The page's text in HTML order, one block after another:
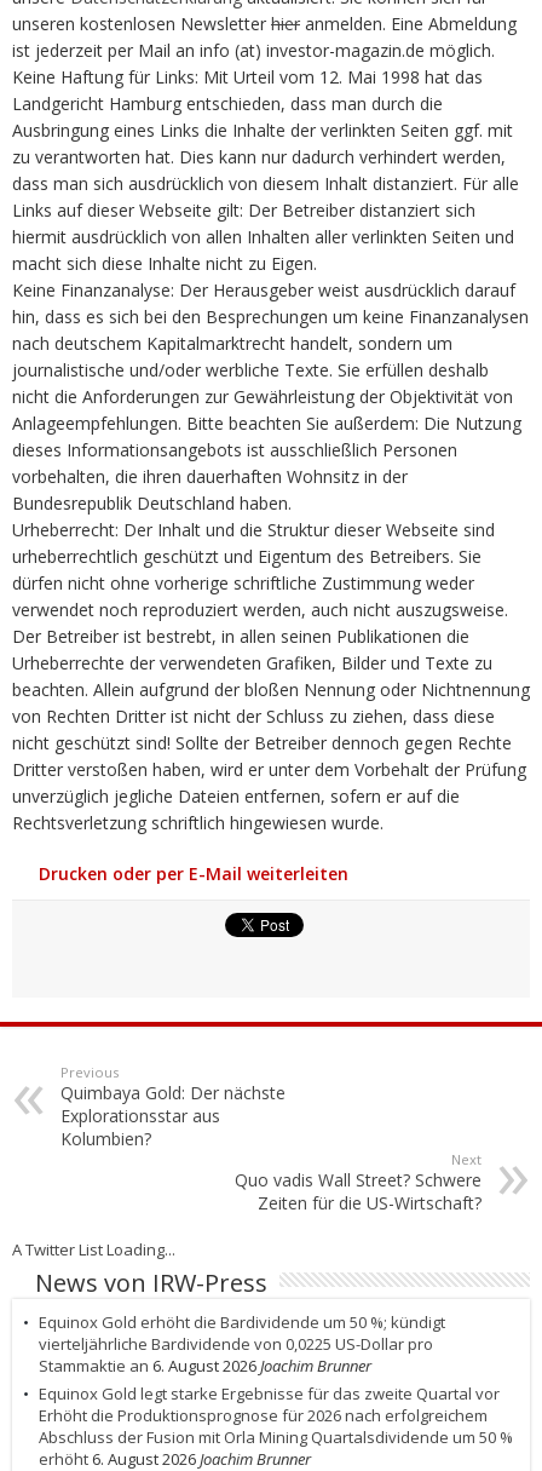
unseren kostenlosen Newsletter hier anmelden. Eine Abmeldung
ist jederzeit per Mail an info (at) investor-magazin.de möglich.
Keine Haftung für Links: Mit Urteil vom 12. Mai 1998 hat das
Landgericht Hamburg entschieden, dass man durch die
Ausbringung eines Links die Inhalte der verlinkten Seiten ggf. mit
zu verantworten hat. Dies kann nur dadurch verhindert werden,
dass man sich ausdrücklich von diesem Inhalt distanziert. Für alle
Links auf dieser Webseite gilt: Der Betreiber distanziert sich
hiermit ausdrücklich von allen Inhalten aller verlinkten Seiten und
macht sich diese Inhalte nicht zu Eigen.
Keine Finanzanalyse: Der Herausgeber weist ausdrücklich darauf
hin, dass es sich bei den Besprechungen um keine Finanzanalysen
nach deutschem Kapitalmarktrecht handelt, sondern um
journalistische und/oder werbliche Texte. Sie erfüllen deshalb
nicht die Anforderungen zur Gewährleistung der Objektivität von
Anlageempfehlungen. Bitte beachten Sie außerdem: Die Nutzung
dieses Informationsangebots ist ausschließlich Personen
vorbehalten, die ihren dauerhaften Wohnsitz in der
Bundesrepublik Deutschland haben.
Urheberrecht: Der Inhalt und die Struktur dieser Webseite sind
urheberrechtlich geschützt und Eigentum des Betreibers. Sie
dürfen nicht ohne vorherige schriftliche Zustimmung weder
verwendet noch reproduziert werden, auch nicht auszugsweise.
Der Betreiber ist bestrebt, in allen seinen Publikationen die
Urheberrechte der verwendeten Grafiken, Bilder und Texte zu
beachten. Allein aufgrund der bloßen Nennung oder Nichtnennung
von Rechten Dritter ist nicht der Schluss zu ziehen, dass diese
nicht geschützt sind! Sollte der Betreiber dennoch gegen Rechte
Dritter verstoßen haben, wird er unter dem Vorbehalt der Prüfung
unverzüglich jegliche Dateien entfernen, sofern er auf die
Rechtsverletzung schriftlich hingewiesen wurde.
Drucken oder per E-Mail weiterleiten
Previous
Quimbaya Gold: Der nächste
Explorationsstar aus
Kolumbien?
Next
Quo vadis Wall Street? Schwere
Zeiten für die US-Wirtschaft?
A Twitter List Loading...
News von IRW-Press
Equinox Gold erhöht die Bardividende um 50 %; kündigt
vierteljährliche Bardividende von 0,0225 US-Dollar pro
Stammaktie an 6. August 2026Joachim Brunner
Equinox Gold legt starke Ergebnisse für das zweite Quartal vor
Erhöht die Produktionsprognose für 2026 nach erfolgreichem
Abschluss der Fusion mit Orla Mining Quartalsdividende um 50 %
erhöht 6. August 2026Joachim Brunner